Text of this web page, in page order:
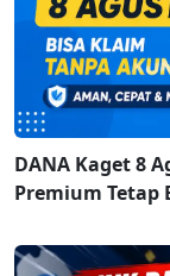
DANA Kaget 8
Premium Tetap